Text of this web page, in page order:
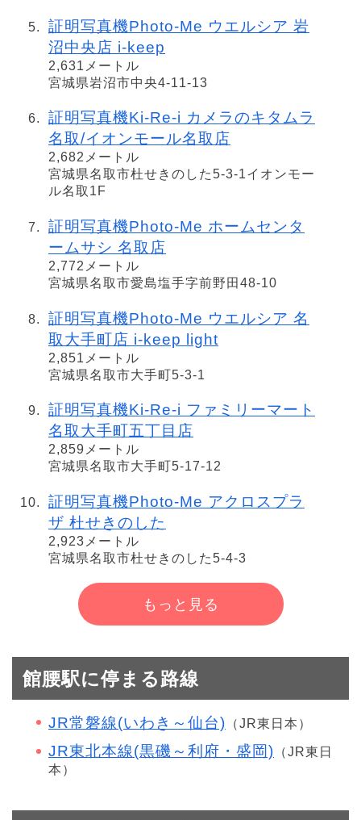
証明写真機Photo-Me ウエルシア 岩
沼中央店 i-keep
2,631メートル
宮城県岩沼市中央4-11-13
証明写真機Ki-Re-i カメラのキタムラ
名取/イオンモール名取店
2,682メートル
宮城県名取市杜せきのした5-3-1イオンモー
ル名取1F
証明写真機Photo-Me ホームセンタ
ームサシ 名取店
2,772メートル
宮城県名取市愛島塩手字前野田48-10
証明写真機Photo-Me ウエルシア 名
取大手町店 i-keep light
2,851メートル
宮城県名取市大手町5-3-1
証明写真機Ki-Re-i ファミリーマート
名取大手町五丁目店
2,859メートル
宮城県名取市大手町5-17-12
証明写真機Photo-Me アクロスプラ
ザ 杜せきのした
2,923メートル
宮城県名取市杜せきのした5-4-3
もっと見る
館腰駅に停まる路線
JR常磐線(いわき～仙台) （JR東日本）
JR東北本線(黒磯～利府・盛岡) （JR東日
本）